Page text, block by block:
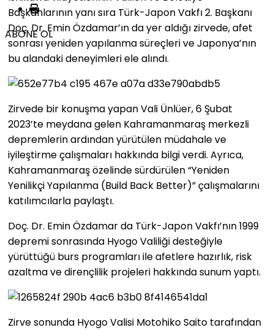
ABONE OL
Başkanlarının yanı sıra Türk-Japon Vakfı 2. Başkanı
Doç. Dr. Emin Özdamar’ın da yer aldığı zirvede, afet
sonrası yeniden yapılanma süreçleri ve Japonya’nın
bu alandaki deneyimleri ele alındı.
Zirvede bir konuşma yapan Vali Ünlüer, 6 Şubat
2023’te meydana gelen Kahramanmaraş merkezli
depremlerin ardından yürütülen müdahale ve
iyileştirme çalışmaları hakkında bilgi verdi. Ayrıca,
Kahramanmaraş özelinde sürdürülen “Yeniden
Yenilikçi Yapılanma (Build Back Better)” çalışmalarını
katılımcılarla paylaştı.
Doç. Dr. Emin Özdamar da Türk-Japon Vakfı’nın 1999
depremi sonrasında Hyogo Valiliği desteğiyle
yürüttüğü burs programları ile afetlere hazırlık, risk
azaltma ve dirençlilik projeleri hakkında sunum yaptı.
Zirve sonunda Hyogo Valisi Motohiko Saito tarafından